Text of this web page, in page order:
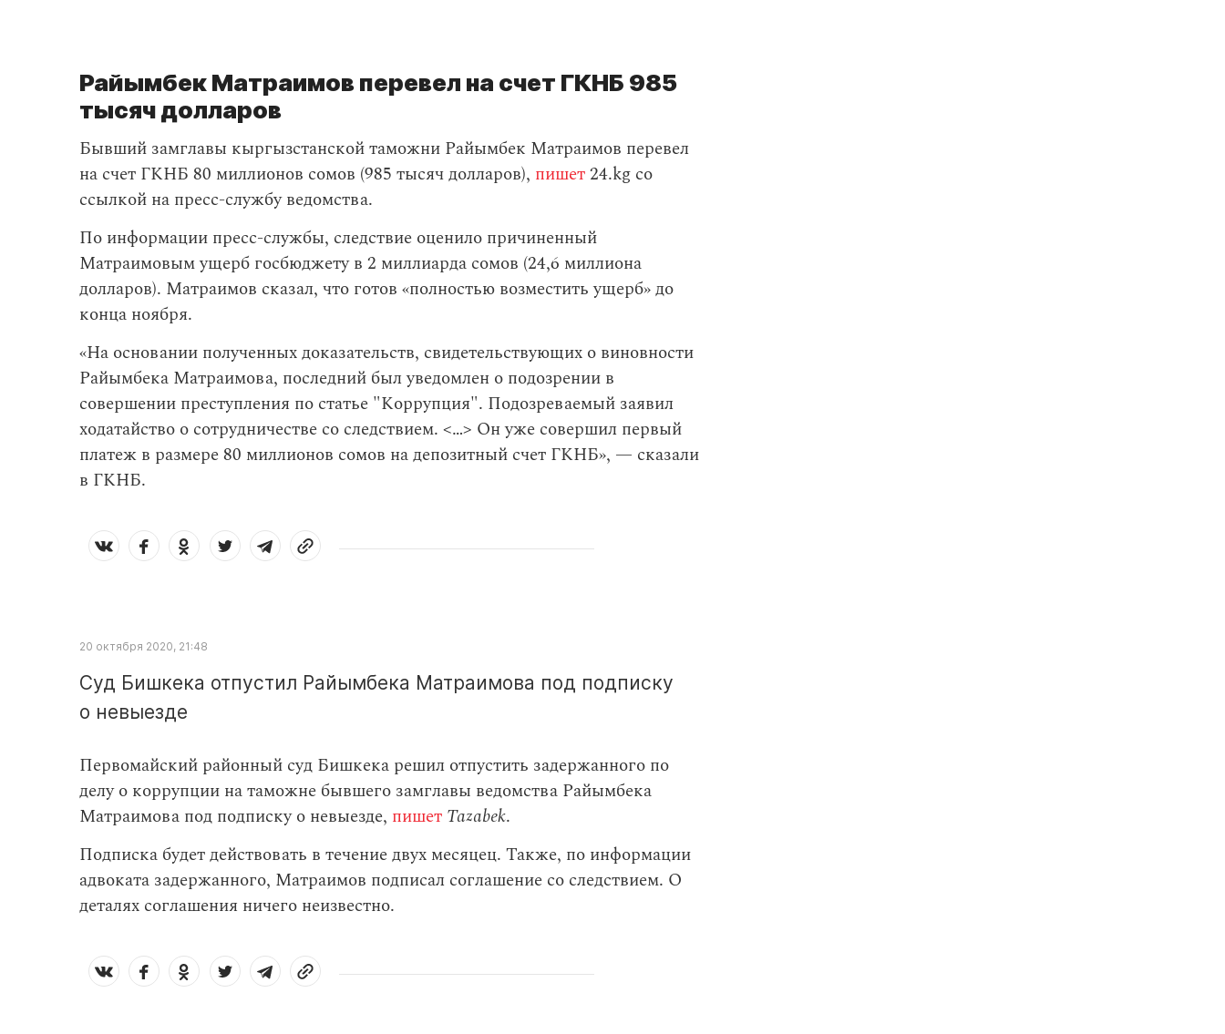
Райымбек Матраимов перевел на счет ГКНБ 985
тысяч долларов
Бывший замглавы кыргызстанской таможни Райымбек Матраимов перевел
на счет ГКНБ 80 миллионов сомов (985 тысяч долларов), пишет24.kg со
ссылкой на пресс-службу ведомства.
По информации пресс-службы, следствие оценило причиненный
Матраимовым ущерб госбюджету в 2 миллиарда сомов (24,6 миллиона
долларов). Матраимов сказал, что готов «полностью возместить ущерб» до
конца ноября.
«На основании полученных доказательств, свидетельствующих о виновности
Райымбека Матраимова, последний был уведомлен о подозрении в
совершении преступления по статье "Коррупция". Подозреваемый заявил
ходатайство о сотрудничестве со следствием. <…> Он уже совершил первый
платеж в размере 80 миллионов сомов на депозитный счет ГКНБ», — сказали
в ГКНБ.
20 октября 2020, 21:48
Суд Бишкека отпустил Райымбека Матраимова под подписку
о невыезде
Первомайский районный суд Бишкека решил отпустить задержанного по
делу о коррупции на таможне бывшего замглавы ведомства Райымбека
Матраимова под подписку о невыезде, пишет Tazabek.
Подписка будет действовать в течение двух месяцец. Также, по информации
адвоката задержанного, Матраимов подписал соглашение со следствием. О
деталях соглашения ничего неизвестно.